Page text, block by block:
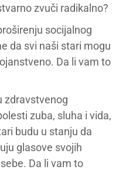
zvuči radikalno?
socijalnog
da svi naši stari mogu
Da li vam to
zdravstvenog
zuba, sluha i vida,
budu u stanju da
glasove svojih
Da li vam to